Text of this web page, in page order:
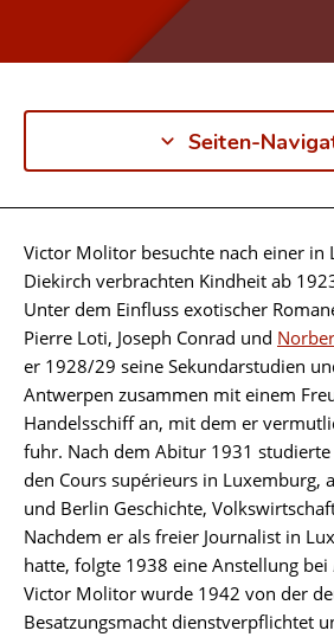
Seiten-
Biographie
Victor Molitor besuchte nach einer in
Diekirch verbrachten Kindheit ab
Unter dem Einfluss exotischer
Pierre Loti, Joseph Conrad und
er 1928/29 seine Sekundarstudien
Antwerpen zusammen mit einem
Handelsschiff an, mit dem er
fuhr. Nach dem Abitur 1931
den Cours supérieurs in Luxemburg,
und Berlin Geschichte,
Nachdem er als freier Journalist in
hatte, folgte 1938 eine Anstellung bei
Victor Molitor wurde 1942 von der
Besatzungsmacht dienstverpflichtet